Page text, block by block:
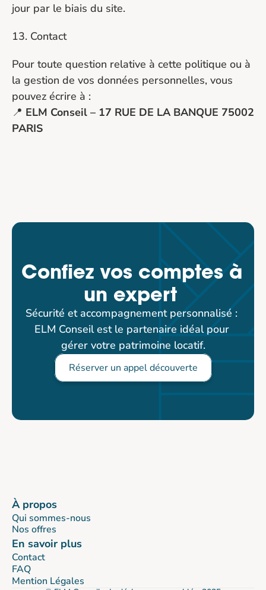
jour par le biais du site.
13. Contact
Pour toute question relative à cette politique ou à
la gestion de vos données personnelles, vous
pouvez écrire à :
📍 ELM Conseil – 17 RUE DE LA BANQUE 75002
PARIS
Confiez vos comptes à
un expert
Sécurité et accompagnement personnalisé :
ELM Conseil est le partenaire idéal pour
gérer votre patrimoine locatif.
Réserver un appel découverte
À propos
Qui sommes-nous
Nos offres
En savoir plus
Contact
FAQ
Mention Légales